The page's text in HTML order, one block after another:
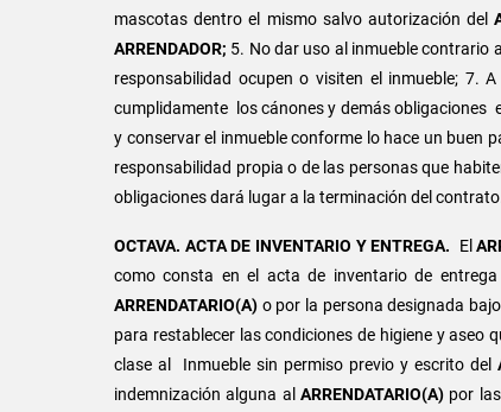
mascotas dentro el mismo salvo autorización del
ARRENDADOR; 5. No dar uso al inmueble contrario
responsabilidad ocupen o visiten el inmueble; 7.
cumplidamente los cánones y demás obligaciones
y conservar el inmueble conforme lo hace un buen
responsabilidad propia o de las personas que
obligaciones dará lugar a la terminación del
OCTAVA. ACTA DE INVENTARIO Y ENTREGA. El
como consta en el acta de inventario de
ARRENDATARIO(A) o por la persona designada
para restablecer las condiciones de higiene y aseo
clase al Inmueble sin permiso previo y escrito del
indemnización alguna alARRENDATARIO(A) por